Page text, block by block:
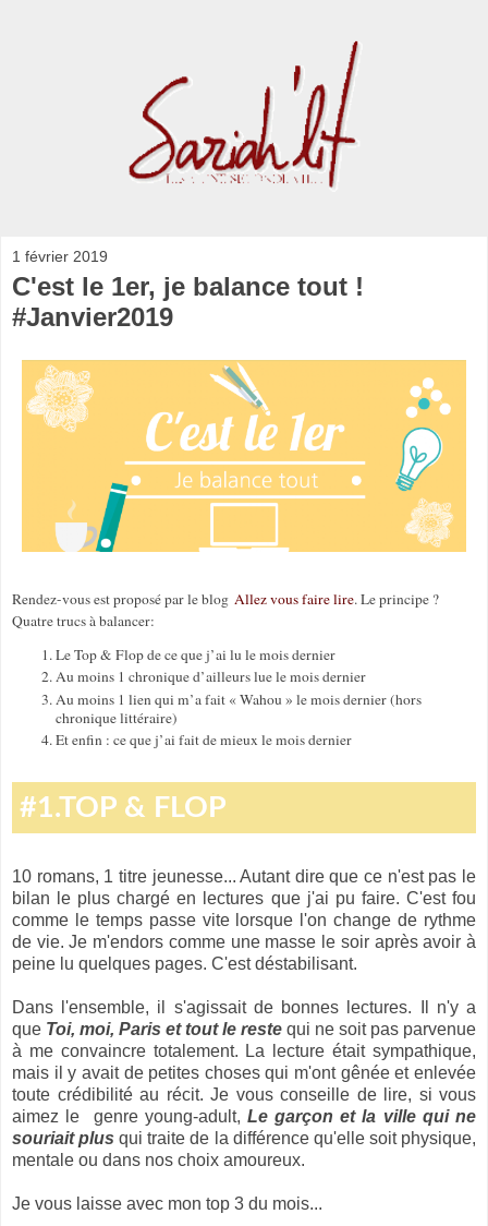
1 février 2019
C'est le 1er, je balance tout !
#Janvier2019
Rendez-vous est proposé par le blog Allez vous faire lire. Le principe ?
Quatre trucs à balancer:
Le Top & Flop de ce que j’ai lu le mois dernier
Au moins 1 chronique d’ailleurs lue le mois dernier
Au moins 1 lien qui m’a fait « Wahou » le mois dernier (hors
chronique littéraire)
Et enfin : ce que j’ai fait de mieux le mois dernier
#1.TOP & FLOP
10 romans, 1 titre jeunesse... Autant dire que ce n'est pas le
bilan le plus chargé en lectures que j'ai pu faire. C'est fou
comme le temps passe vite lorsque l'on change de rythme
de vie. Je m'endors comme une masse le soir après avoir à
peine lu quelques pages. C'est déstabilisant.
Dans l'ensemble, il s'agissait de bonnes lectures. Il n'y a
que Toi, moi, Paris et tout le reste qui ne soit pas parvenue
à me convaincre totalement. La lecture était sympathique,
mais il y avait de petites choses qui m'ont gênée et enlevée
toute crédibilité au récit. Je vous conseille de lire, si vous
aimez le genre young-adult, Le garçon et la ville qui ne
souriait plus qui traite de la différence qu'elle soit physique,
mentale ou dans nos choix amoureux.
Je vous laisse avec mon top 3 du mois...